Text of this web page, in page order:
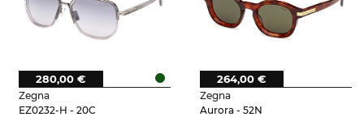
Zegna
EZ0232-H - 20C
280,00 €
Zegna
Aurora - 52N
264,00 €